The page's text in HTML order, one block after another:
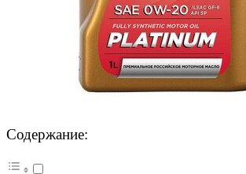
Содержание: